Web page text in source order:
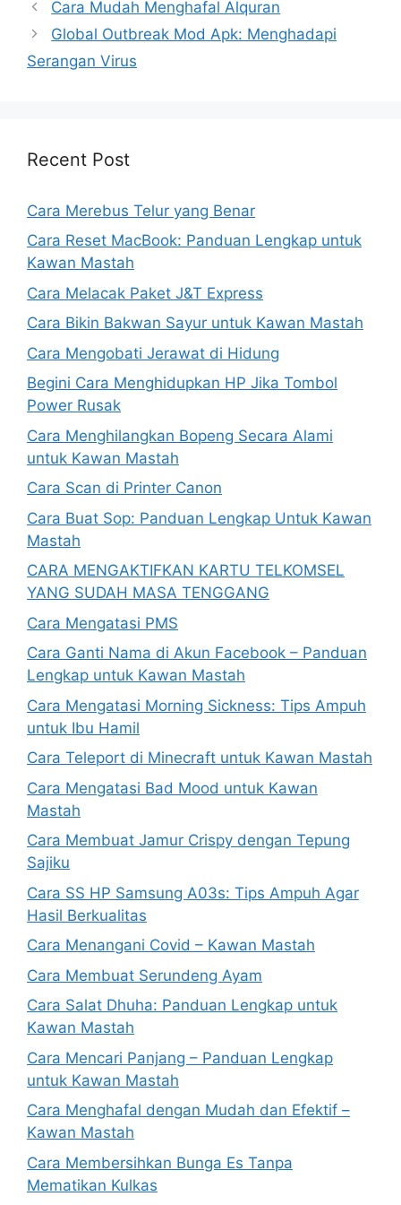
Cara Mudah Menghafal Alquran
Global Outbreak Mod Apk: Menghadapi
Serangan Virus
Recent Post
Cara Merebus Telur yang Benar
Cara Reset MacBook: Panduan Lengkap untuk
Kawan Mastah
Cara Melacak Paket J&T Express
Cara Bikin Bakwan Sayur untuk Kawan Mastah
Cara Mengobati Jerawat di Hidung
Begini Cara Menghidupkan HP Jika Tombol
Power Rusak
Cara Menghilangkan Bopeng Secara Alami
untuk Kawan Mastah
Cara Scan di Printer Canon
Cara Buat Sop: Panduan Lengkap Untuk Kawan
Mastah
CARA MENGAKTIFKAN KARTU TELKOMSEL
YANG SUDAH MASA TENGGANG
Cara Mengatasi PMS
Cara Ganti Nama di Akun Facebook – Panduan
Lengkap untuk Kawan Mastah
Cara Mengatasi Morning Sickness: Tips Ampuh
untuk Ibu Hamil
Cara Teleport di Minecraft untuk Kawan Mastah
Cara Mengatasi Bad Mood untuk Kawan
Mastah
Cara Membuat Jamur Crispy dengan Tepung
Sajiku
Cara SS HP Samsung A03s: Tips Ampuh Agar
Hasil Berkualitas
Cara Menangani Covid – Kawan Mastah
Cara Membuat Serundeng Ayam
Cara Salat Dhuha: Panduan Lengkap untuk
Kawan Mastah
Cara Mencari Panjang – Panduan Lengkap
untuk Kawan Mastah
Cara Menghafal dengan Mudah dan Efektif –
Kawan Mastah
Cara Membersihkan Bunga Es Tanpa
Mematikan Kulkas